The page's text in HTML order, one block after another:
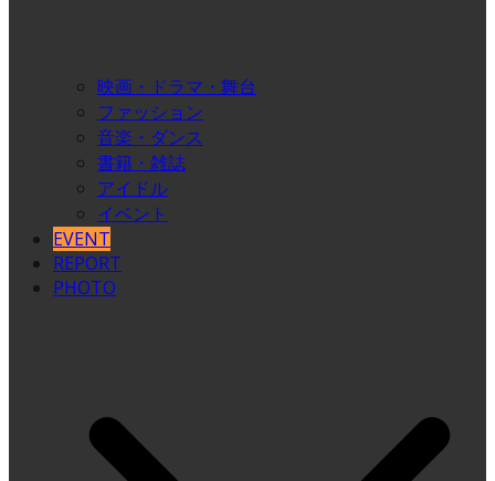
映画・ドラマ・舞台
ファッション
音楽・ダンス
書籍・雑誌
アイドル
イベント
EVENT
REPORT
PHOTO